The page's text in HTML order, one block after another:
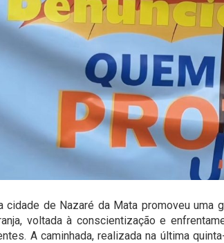
cidade de Nazaré da Mata promoveu uma
voltada à conscientização e
A caminhada, realizada na última